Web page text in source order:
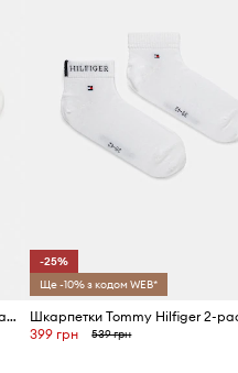
Calvin Klein шкарпетки чоловічі з бавовною 3 шт.
-25%
Ще -10% з кодом WEB*
Шкарпетки Tommy Hilfiger 2-
399 грн
539 грн